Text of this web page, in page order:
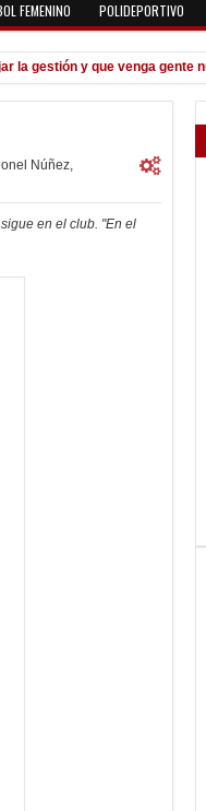
FEMENINO POLIDEPORTIVO
y que venga gente
Núñez,
en el club. "En el